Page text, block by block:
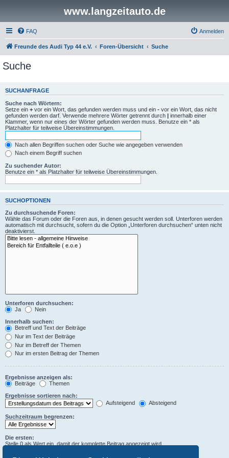
www.langzeitauto.de
FAQ Anmelden
Freunde des Audi Typ 44 e.V. Foren-Übersicht Suche
Suche
SUCHANFRAGE
Suche nach Wörtern:
Setze ein + vor ein Wort, das gefunden werden muss und ein - vor ein Wort, das nicht
gefunden werden darf. Verwende mehrere Wörter getrennt durch | innerhalb einer
Klammer, wenn nur eines der Wörter gefunden werden muss. Benutze ein * als
Platzhalter für teilweise Übereinstimmungen.
Nach allen Begriffen suchen oder Suche wie angegeben verwenden
Nach einem Begriff suchen
Zu suchender Autor:
Benutze ein * als Platzhalter für teilweise Übereinstimmungen.
SUCHOPTIONEN
Zu durchsuchende Foren:
Wähle das Forum oder die Foren aus, in denen gesucht werden soll. Unterforen werden
automatisch mit durchsucht, sofern du die Option „Unterforen durchsuchen“ unten nicht
deaktivierst.
Unterforen durchsuchen:
Ja
Nein
Innerhalb suchen:
Betreff und Text der Beiträge
Nur im Text der Beiträge
Nur im Betreff der Themen
Nur im ersten Beitrag der Themen
Ergebnisse anzeigen als:
Beiträge
Themen
Ergebnisse sortieren nach:
Aufsteigend
Absteigend
Suchzeitraum begrenzen:
Die ersten:
Stelle 0 als Wert ein, damit der komplette Beitrag angezeigt wird.